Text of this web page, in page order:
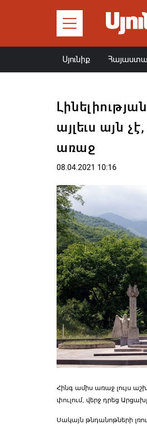
Սյունիք
այլեւս այն
առաջ
08.04.2021 10:16
Հինգ ամիս առաջ լույս
փուլում, վերջ դրեց
Սակայն թնդանոթների